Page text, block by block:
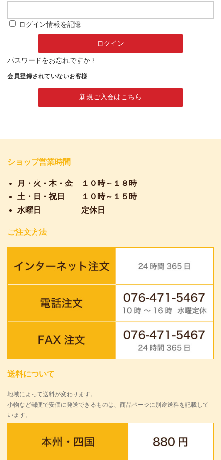
ログイン情報を記憶
パスワードをお忘れですか ?
会員登録されていないお客様
新規ご入会はこちら
ショップ営業時間
月・火・木・金
１０時～１８時
土・日・祝日
１０時～１５時
水曜日
定休日
ご注文方法
送料について
地域によって送料が変わります。
小物など郵便で安価に発送できるものは、商品ページに別途送料を記載して
います。